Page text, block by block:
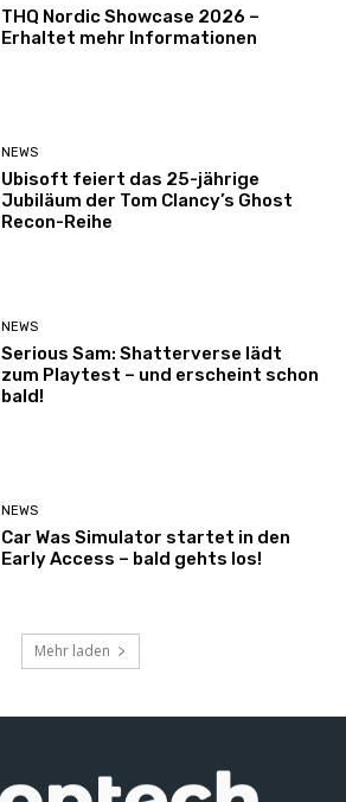
THQ Nordic Showcase 2026 –
Erhaltet mehr Informationen
NEWS
Ubisoft feiert das 25-jährige
Jubiläum der Tom Clancy’s Ghost
Recon-Reihe
NEWS
Serious Sam: Shatterverse lädt
zum Playtest – und erscheint schon
bald!
NEWS
Car Was Simulator startet in den
Early Access – bald gehts los!
Mehr laden